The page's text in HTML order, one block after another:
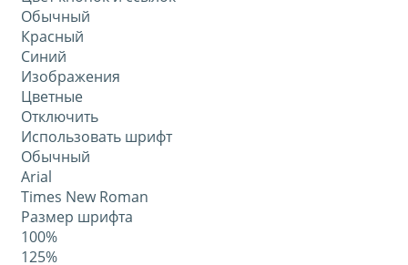
Обычный
Красный
Синий
Изображения
Цветные
Отключить
Использовать шрифт
Обычный
Arial
Times New Roman
Размер шрифта
100%
125%